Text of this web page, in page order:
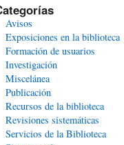
Avisos
Exposiciones en la biblioteca
Formación de usuarios
Investigación
Miscelánea
Publicación
Recursos de la biblioteca
Revisiones sistemáticas
Servicios de la Biblioteca